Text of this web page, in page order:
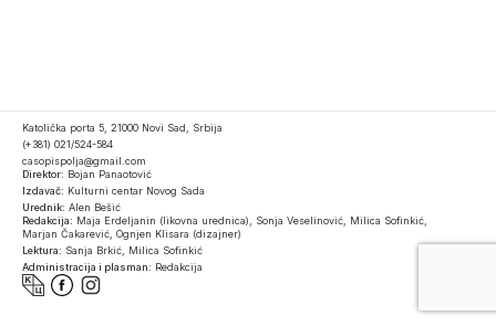
Katolička porta 5, 21000 Novi Sad, Srbija
(+381) 021/524-584
casopispolja@gmail.com
Direktor: Bojan Panaotović
Izdavač: Kulturni centar Novog Sada
Urednik: Alen Bešić
Redakcija: Maja Erdeljanin (likovna urednica), Sonja Veselinović, Milica Sofinkić,
Marjan Čakarević, Ognjen Klisara (dizajner)
Lektura: Sanja Brkić, Milica Sofinkić
Administracija i plasman: Redakcija